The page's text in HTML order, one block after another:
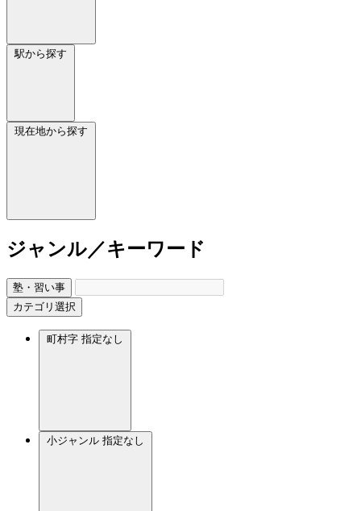
駅から探す
現在地から探す
ジャンル／キーワード
塾・習い事
カテゴリ選択
町村字 指定なし
小ジャンル 指定なし